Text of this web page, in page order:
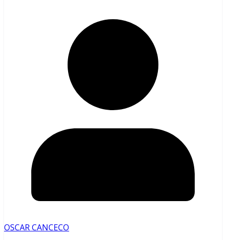
OSCAR CANCECO